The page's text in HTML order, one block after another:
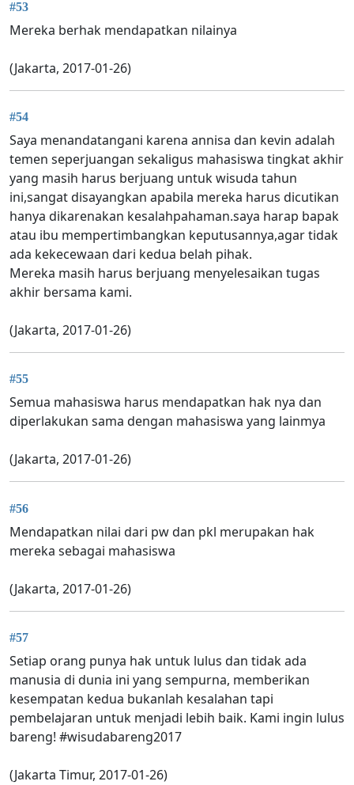
#53
Mereka berhak mendapatkan nilainya
(Jakarta, 2017-01-26)
#54
Saya menandatangani karena annisa dan kevin adalah
temen seperjuangan sekaligus mahasiswa tingkat akhir
yang masih harus berjuang untuk wisuda tahun
ini,sangat disayangkan apabila mereka harus dicutikan
hanya dikarenakan kesalahpahaman.saya harap bapak
atau ibu mempertimbangkan keputusannya,agar tidak
ada kekecewaan dari kedua belah pihak.
Mereka masih harus berjuang menyelesaikan tugas
akhir bersama kami.
(Jakarta, 2017-01-26)
#55
Semua mahasiswa harus mendapatkan hak nya dan
diperlakukan sama dengan mahasiswa yang lainmya
(Jakarta, 2017-01-26)
#56
Mendapatkan nilai dari pw dan pkl merupakan hak
mereka sebagai mahasiswa
(Jakarta, 2017-01-26)
#57
Setiap orang punya hak untuk lulus dan tidak ada
manusia di dunia ini yang sempurna, memberikan
kesempatan kedua bukanlah kesalahan tapi
pembelajaran untuk menjadi lebih baik. Kami ingin lulus
bareng! #wisudabareng2017
(Jakarta Timur, 2017-01-26)